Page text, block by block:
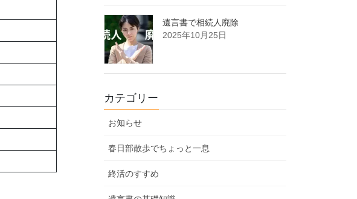
遺言書で相続人廃除
2025年10月25日
カテゴリー
お知らせ
春日部散歩でちょっと一息
終活のすすめ